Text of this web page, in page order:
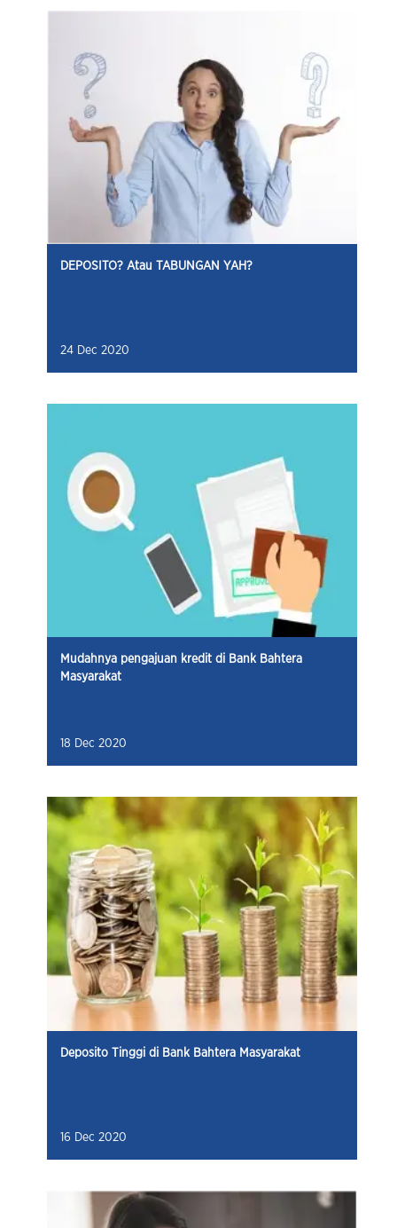
DEPOSITO? Atau TABUNGAN YAH?
24 Dec 2020
Mudahnya pengajuan kredit di Bank Bahtera
Masyarakat
18 Dec 2020
Deposito Tinggi di Bank Bahtera Masyarakat
16 Dec 2020